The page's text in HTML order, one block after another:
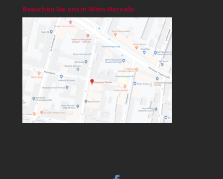
Besuchen Sie uns in Wien-Hernals: